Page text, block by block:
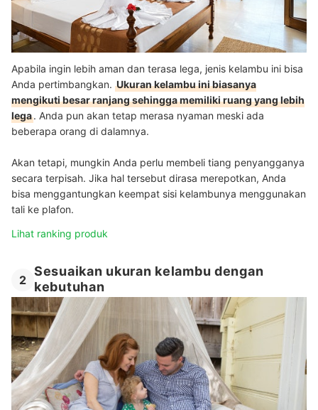
Apabila ingin lebih aman dan terasa lega, jenis kelambu ini bisa
Anda pertimbangkan. Ukuran kelambu ini biasanya
mengikuti besar ranjang sehingga memiliki ruang yang lebih
lega. Anda pun akan tetap merasa nyaman meski ada
beberapa orang di dalamnya.
Akan tetapi, mungkin Anda perlu membeli tiang penyangganya
secara terpisah. Jika hal tersebut dirasa merepotkan, Anda
bisa menggantungkan keempat sisi kelambunya menggunakan
tali ke plafon.
Lihat ranking produk
2
Sesuaikan ukuran kelambu dengan
kebutuhan